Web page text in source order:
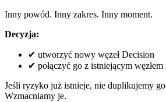
Inny powód. Inny zakres. Inny moment.
Decyzja:
✔ utworzyć nowy węzeł Decision
✔ połączyć go z istniejącym
Jeśli ryzyko już istnieje, nie duplikujemy
Wzmacniamy je.